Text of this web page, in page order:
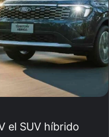
el SUV híbrido